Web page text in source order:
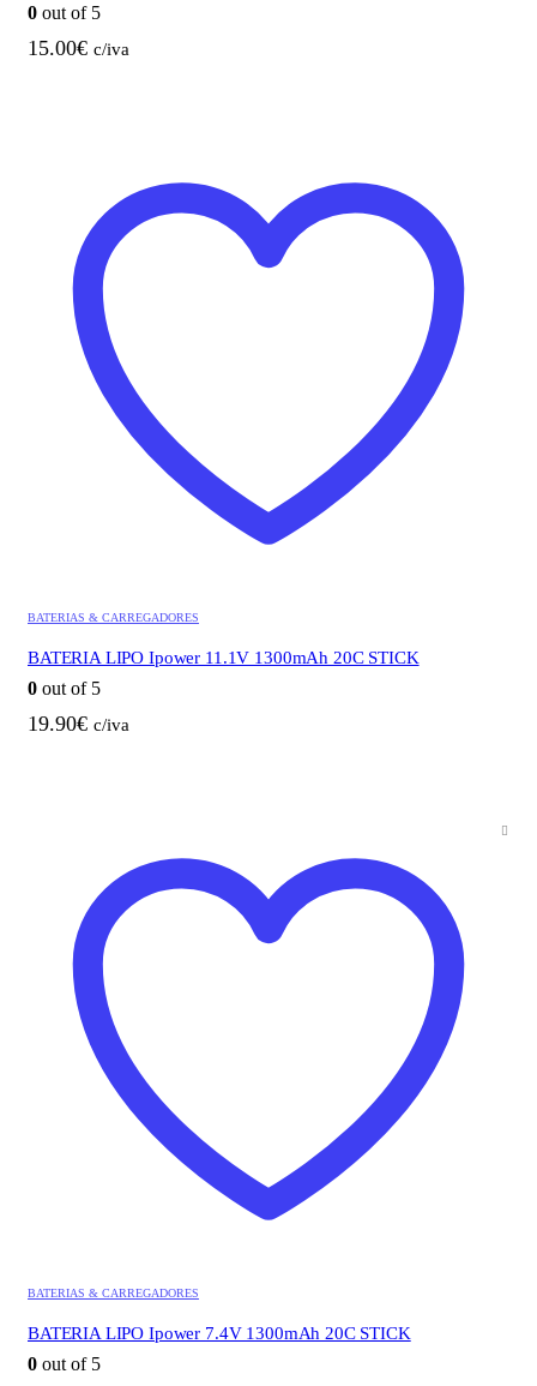
0 out of 5
15.00€ c/iva
BATERIAS & CARREGADORES
BATERIA LIPO Ipower 11.1V 1300mAh 20C STICK
0 out of 5
19.90€ c/iva
BATERIAS & CARREGADORES
BATERIA LIPO Ipower 7.4V 1300mAh 20C STICK
0 out of 5